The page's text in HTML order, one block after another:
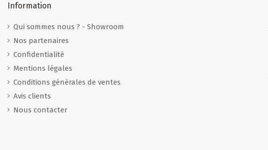
Information
Qui sommes nous ? - Showroom
Nos partenaires
Confidentialité
Mentions légales
Conditions générales de ventes
Avis clients
Nous contacter